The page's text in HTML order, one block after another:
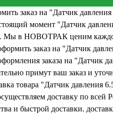
заказ на "Датчик
момент "Датчик
Мы в НОВОТРАК ценим
заказ на "Датчик
заказа на "Датчик
примут ваш заказ и
товара "Датчик давления
доставку по всей
и быстрой доставки.